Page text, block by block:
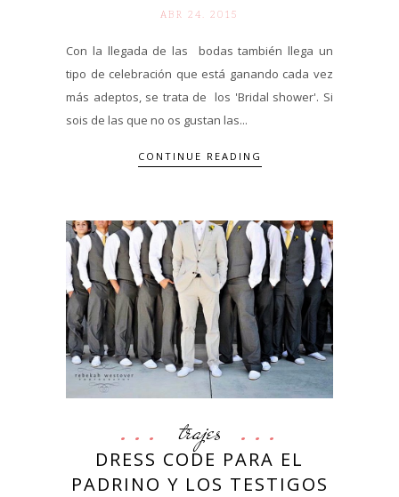
ABR 24. 2015
Con la llegada de las bodas también llega un
tipo de celebración que está ganando cada vez
más adeptos, se trata de los 'Bridal shower'. Si
sois de las que no os gustan las...
CONTINUE READING
trajes
DRESS CODE PARA EL
PADRINO Y LOS TESTIGOS